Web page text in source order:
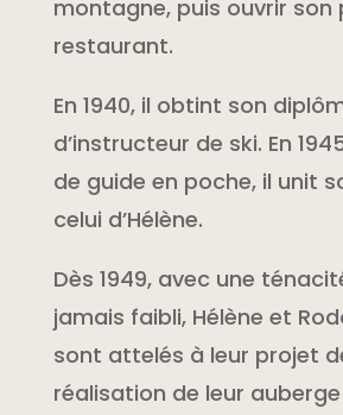
montagne, puis ouvrir son
restaurant.
En 1940, il obtint son
d’instructeur de ski. En
de guide en poche, il unit
celui d’Hélène.
Dès 1949, avec une
jamais faibli, Hélène et
sont attelés à leur projet
réalisation de leur